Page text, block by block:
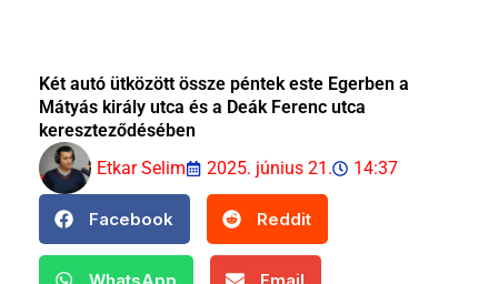
Két autó ütközött össze péntek este Egerben a
Mátyás király utca és a Deák Ferenc utca
kereszteződésében
Etkar Selim
2025. június 21. 14:37
Facebook Reddit